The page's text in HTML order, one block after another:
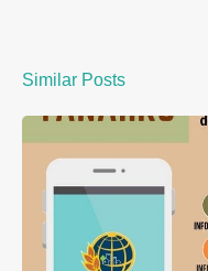
Similar Posts